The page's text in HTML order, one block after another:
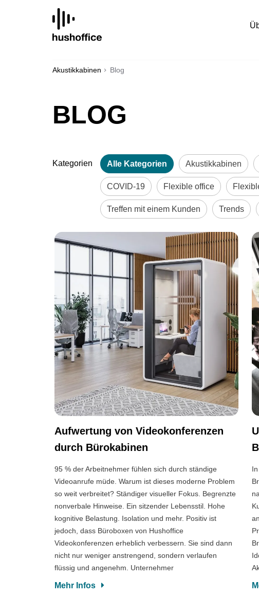
Akustikkabinen Blog
BLOG
Kategorien Alle Kategorien Akustikkabinen
COVID-19 Flexible office
Treffen mit einem Kunden Trends
Aufwertung von Videokonferenzen
durch Bürokabinen
95 % der Arbeitnehmer fühlen sich durch ständige
Videoanrufe müde. Warum ist dieses moderne Problem
so weit verbreitet? Ständiger visueller Fokus. Begrenzte
nonverbale Hinweise. Ein sitzender Lebensstil. Hohe
kognitive Belastung. Isolation und mehr. Positiv ist
jedoch, dass Büroboxen von Hushoffice
Videokonferenzen erheblich verbessern. Sie sind dann
nicht nur weniger anstrengend, sondern verlaufen
flüssig und angenehm. Unternehmer
Mehr Infos